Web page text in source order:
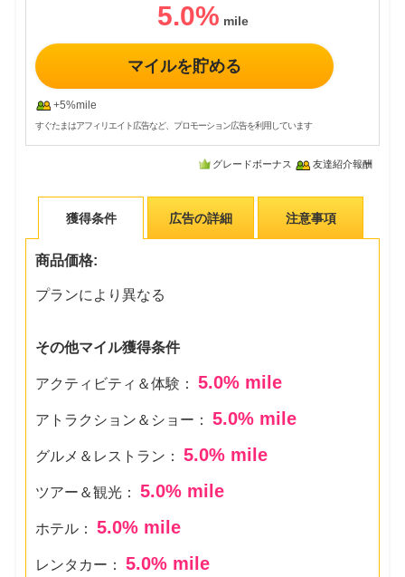
5.0%
マイルを貯める
+5%mile
すぐたまはアフィリエイト広告など、プロモーション広告を利用しています
グレードボーナス 友達紹介報酬
獲得条件 広告の詳細 注意事項
商品価格:
プランにより異なる
その他マイル獲得条件
アクティビティ＆体験：5.0% mile
アトラクション＆ショー：5.0% mile
グルメ＆レストラン：5.0% mile
ツアー＆観光：5.0% mile
ホテル：5.0% mile
レンタカー：5.0% mile